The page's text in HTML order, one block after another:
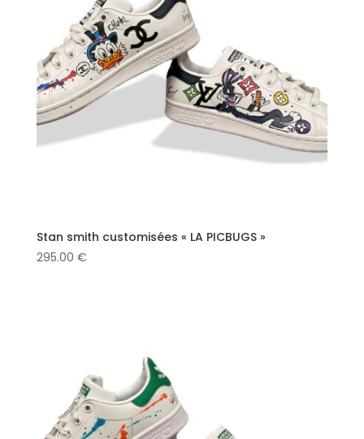
Stan smith customisées « LA PICBUGS »
295.00 €